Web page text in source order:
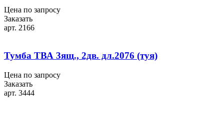
Цена по запросу
Заказать
арт. 2166
Тумба ТВА 3ящ., 2дв. дл.2076 (туя)
Цена по запросу
Заказать
арт. 3444